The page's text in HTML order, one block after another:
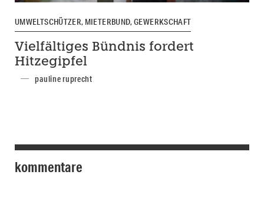
UMWELTSCHÜTZER, MIETERBUND, GEWERKSCHAFT
Vielfältiges Bündnis fordert
Hitzegipfel
pauline ruprecht
kommentare